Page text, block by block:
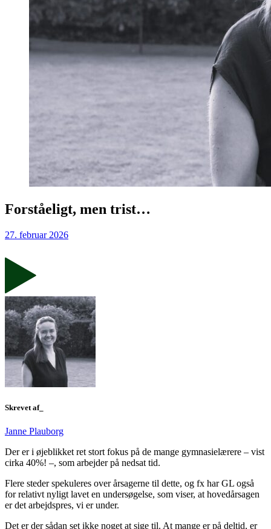
Forståeligt, men trist…
27. februar 2026
Skrevet af_
Janne Plauborg
Der er i øjeblikket ret stort fokus på de mange gymnasielærere – vist
cirka 40%! –, som arbejder på nedsat tid.
Flere steder spekuleres over årsagerne til dette, og fx har GL også
for relativt nyligt lavet en undersøgelse, som viser, at hovedårsagen
er det arbejdspres, vi er under.
Det er der sådan set ikke noget at sige til. At mange er på deltid, er